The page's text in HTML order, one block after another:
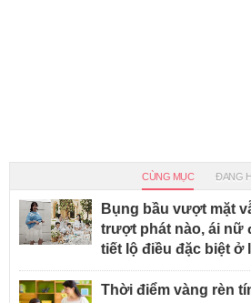
CÙNG MỤC ĐANG
Bụng bầu vượt mặt
trượt phát nào, ái nữ
tiết lộ điều đặc biệt ở
Thời điểm vàng rèn